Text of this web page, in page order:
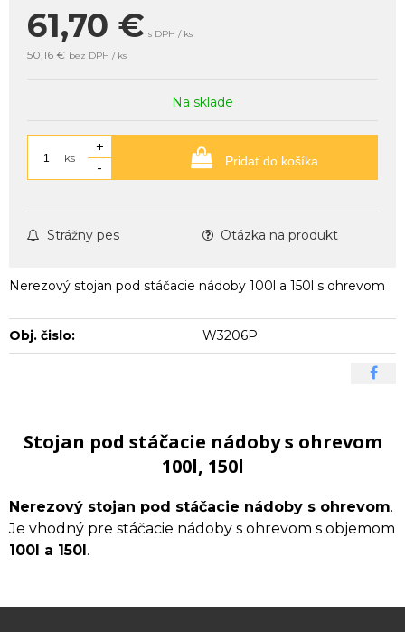
61,70 € s DPH / ks
50,16 € bez DPH / ks
Na sklade
ks
+
-
Pridať do košíka
Strážny pes Otázka na produkt
Nerezový stojan pod stáčacie nádoby 100l a 150l s ohrevom
Obj. čislo: W3206P
Stojan pod stáčacie nádoby s ohrevom
100l, 150l
Nerezový stojan pod stáčacie nádoby s ohrevom.
Je vhodný pre stáčacie nádoby s ohrevom s objemom
100l a 150l.